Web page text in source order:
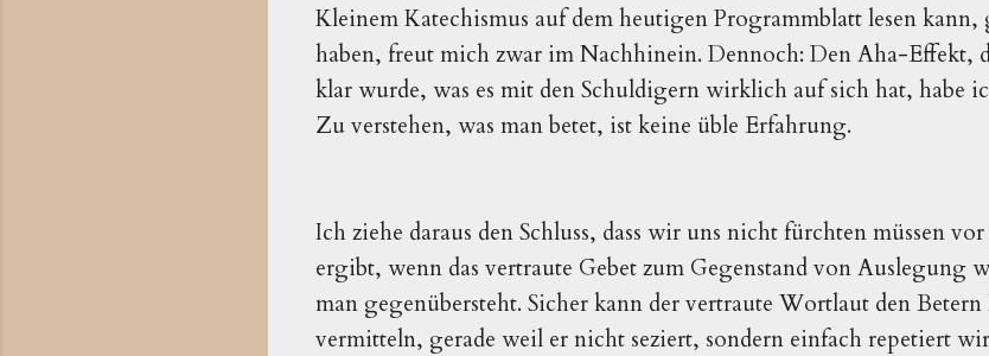
Kleinem Katechismus auf dem heutigen Programmblatt lesen
haben, freut mich zwar im Nachhinein. Dennoch: Den Aha-Effekt,
klar wurde, was es mit den Schuldigern wirklich auf sich hat, habe
Zu verstehen, was man betet, ist keine üble Erfahrung.
Ich ziehe daraus den Schluss, dass wir uns nicht fürchten müssen
ergibt, wenn das vertraute Gebet zum Gegenstand von Auslegung
man gegenübersteht. Sicher kann der vertraute Wortlaut den
vermitteln, gerade weil er nicht seziert, sondern einfach repetiert